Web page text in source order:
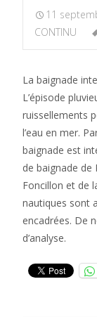
11
CONTINU
La baignade
L’épisode
ruissellements
l’eau en mer.
baignade est
de baignade de
Foncillon et de
nautiques sont
encadrées. De
d’analyse.